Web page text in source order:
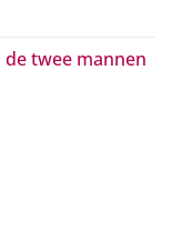
twee mannen